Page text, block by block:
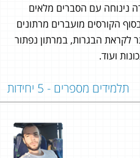
נינוחה עם הסברים מלאים
הקורסים מועברים מרתונים
לקראת הבגרות, במרתון נפתור
ועוד.
תלמידים מספרים - 5 יחידות